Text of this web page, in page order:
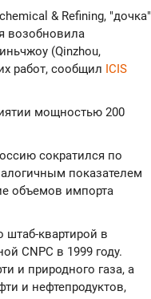
& Refining, "дочка"
возобновила
(Qinzhou,
работ, сообщил ICIS
мощностью 200
сократился по
показателем
объемов импорта
штаб-квартирой в
CNPC в 1999 году.
и природного газа, а
и нефтепродуктов,